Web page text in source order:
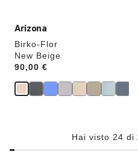
Arizona
Birko-Flor
New Beige
Price:
90,00 €
Hai visto 24 di